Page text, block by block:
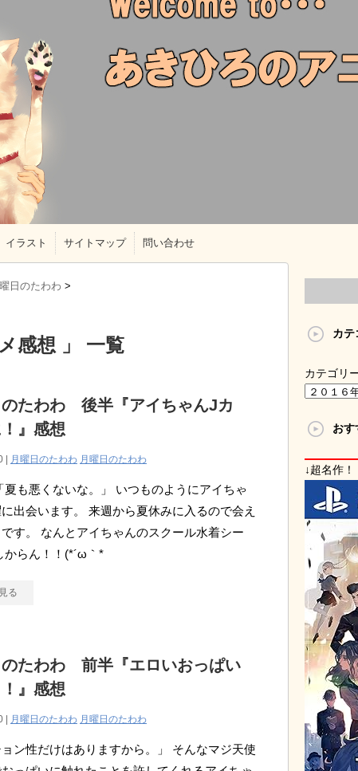
イラスト サイトマップ 問い合わせ
日のたわわ >
感想 」 一覧
のたわわ 後半『アイちゃんJカ
』感想
| 月曜日のたわわ 月曜日のたわわ
夏も悪くないな。」 いつものようにアイちゃ
出会います。 来週から夏休みに入るので会え
す。 なんとアイちゃんのスクール水着シー
からん！！(*´ω｀*
る
のたわわ 前半『エロいおっぱい
』感想
| 月曜日のたわわ 月曜日のたわわ
ョン性だけはありますから。」 そんなマジ天使
カテ
カテゴリ
お
↓超名作！